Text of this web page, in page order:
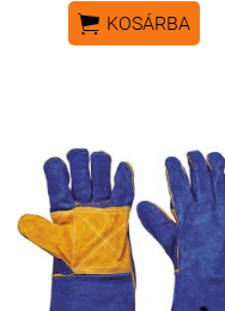
 KOSÁRBA